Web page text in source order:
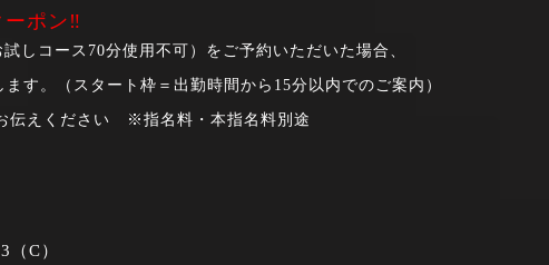
ポン‼
しコース70分使用不可）をご予約いただいた場合、
す。（スタート枠＝出勤時間から15分以内でのご案内）
伝えください ※指名料・本指名料別途
C）